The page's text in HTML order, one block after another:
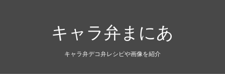
キャラ弁まにあ
キャラ弁デコ弁レシピや画像を紹介